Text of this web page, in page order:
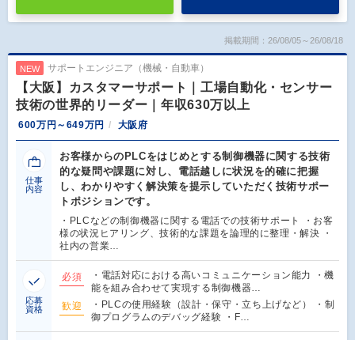
掲載期間：26/08/05～26/08/18
NEW サポートエンジニア（機械・自動車）
【大阪】カスタマーサポート｜工場自動化・センサー
技術の世界的リーダー｜年収630万以上
600万円～649万円 大阪府
仕事
内容
お客様からのPLCをはじめとする制御機器に関する技術
的な疑問や課題に対し、電話越しに状況を的確に把握
し、わかりやすく解決策を提示していただく技術サポー
トポジションです。
・PLCなどの制御機器に関する電話での技術サポート ・お客
様の状況ヒアリング、技術的な課題を論理的に整理・解決 ・
社内の営業…
応募
資格
必須
・電話対応における高いコミュニケーション能力 ・機
能を組み合わせて実現する制御機器…
歓迎
・PLCの使用経験（設計・保守・立ち上げなど） ・制
御プログラムのデバッグ経験 ・F…